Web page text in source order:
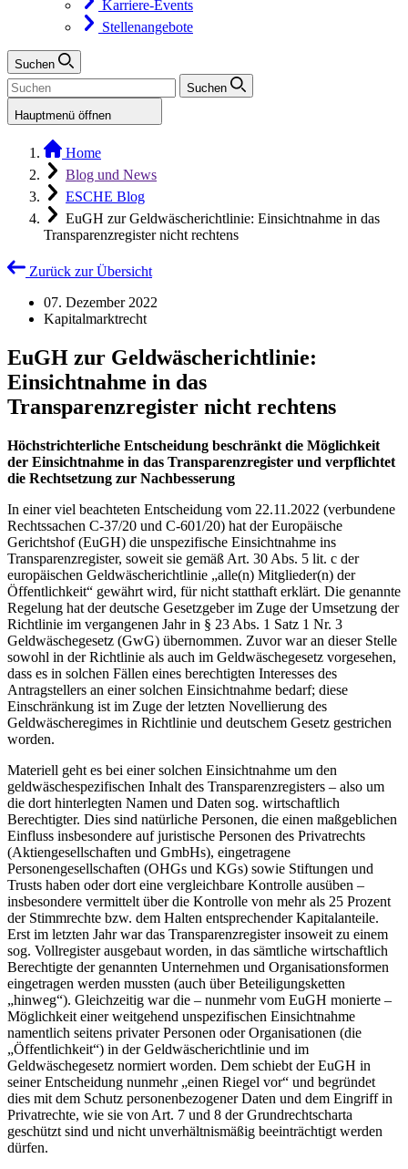
Karriere-Events
Stellenangebote
Suchen
Suchen
Hauptmenü öffnen
Home
Blog und News
ESCHE Blog
EuGH zur Geldwäscherichtlinie: Einsichtnahme in das
Transparenzregister nicht rechtens
Zurück zur Übersicht
07. Dezember 2022
Kapitalmarktrecht
EuGH zur Geldwäscherichtlinie:
Einsichtnahme in das
Transparenzregister nicht rechtens
Höchstrichterliche Entscheidung beschränkt die Möglichkeit
der Einsichtnahme in das Transparenzregister und verpflichtet
die Rechtsetzung zur Nachbesserung
In einer viel beachteten Entscheidung vom 22.11.2022 (verbundene
Rechtssachen C-37/20 und C-601/20) hat der Europäische
Gerichtshof (EuGH) die unspezifische Einsichtnahme ins
Transparenzregister, soweit sie gemäß Art. 30 Abs. 5 lit. c der
europäischen Geldwäscherichtlinie „alle(n) Mitglieder(n) der
Öffentlichkeit“ gewährt wird, für nicht statthaft erklärt. Die genannte
Regelung hat der deutsche Gesetzgeber im Zuge der Umsetzung der
Richtlinie im vergangenen Jahr in § 23 Abs. 1 Satz 1 Nr. 3
Geldwäschegesetz (GwG) übernommen. Zuvor war an dieser Stelle
sowohl in der Richtlinie als auch im Geldwäschegesetz vorgesehen,
dass es in solchen Fällen eines berechtigten Interesses des
Antragstellers an einer solchen Einsichtnahme bedarf; diese
Einschränkung ist im Zuge der letzten Novellierung des
Geldwäscheregimes in Richtlinie und deutschem Gesetz gestrichen
worden.
Materiell geht es bei einer solchen Einsichtnahme um den
geldwäschespezifischen Inhalt des Transparenzregisters – also um
die dort hinterlegten Namen und Daten sog. wirtschaftlich
Berechtigter. Dies sind natürliche Personen, die einen maßgeblichen
Einfluss insbesondere auf juristische Personen des Privatrechts
(Aktiengesellschaften und GmbHs), eingetragene
Personengesellschaften (OHGs und KGs) sowie Stiftungen und
Trusts haben oder dort eine vergleichbare Kontrolle ausüben –
insbesondere vermittelt über die Kontrolle von mehr als 25 Prozent
der Stimmrechte bzw. dem Halten entsprechender Kapitalanteile.
Erst im letzten Jahr war das Transparenzregister insoweit zu einem
sog. Vollregister ausgebaut worden, in das sämtliche wirtschaftlich
Berechtigte der genannten Unternehmen und Organisationsformen
eingetragen werden mussten (auch über Beteiligungsketten
„hinweg“). Gleichzeitig war die – nunmehr vom EuGH monierte –
Möglichkeit einer weitgehend unspezifischen Einsichtnahme
namentlich seitens privater Personen oder Organisationen (die
„Öffentlichkeit“) in der Geldwäscherichtlinie und im
Geldwäschegesetz normiert worden. Dem schiebt der EuGH in
seiner Entscheidung nunmehr „einen Riegel vor“ und begründet
dies mit dem Schutz personenbezogener Daten und dem Eingriff in
Privatrechte, wie sie von Art. 7 und 8 der Grundrechtscharta
geschützt sind und nicht unverhältnismäßig beeinträchtigt werden
dürfen.